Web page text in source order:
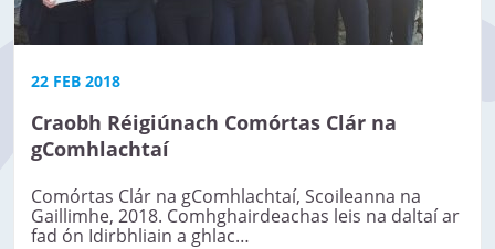
22 FEB 2018
Craobh Réigiúnach Comórtas Clár na
gComhlachtaí
Comórtas Clár na gComhlachtaí, Scoileanna na
Gaillimhe, 2018. Comhghairdeachas leis na daltaí ar
fad ón Idirbhliain a ghlac…